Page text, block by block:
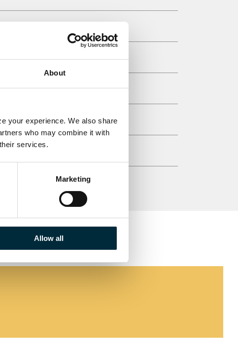
About
your experience. We also share
who may combine it with
services.
Marketing
Allow all